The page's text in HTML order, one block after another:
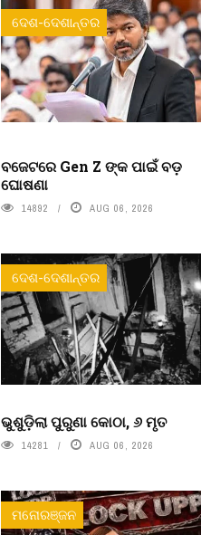
ଦେଶ-ଦେଶାନ୍ତର
ବଜେଟରେ Gen Z ଙ୍କ ପାଇଁ ବଡ଼
ଘୋଷଣା
14892 AUG 06, 2026
ଦେଶ-ଦେଶାନ୍ତର
ଭୁଶୁଡ଼ିଲା ପୁରୁଣା କୋଠା, ୬ ମୃତ
14281 AUG 06, 2026
ମନୋରଞ୍ଜନ